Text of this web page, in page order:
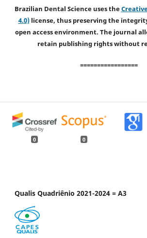
Brazilian Dental Science uses the
4.0)license, thus preserving the
open access environment. The journal
retain publishing rights without
=================
0 0
Qualis Quadriênio 2021-2024 = A3